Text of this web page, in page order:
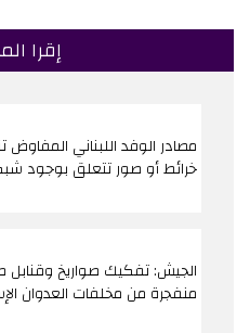
إقرا
مصادر الوفد اللبناني
خرائط أو صور تتعلق بوجود
الجيش: تفكيك صواريخ وقنابل
منفجرة من مخلفات العدوان